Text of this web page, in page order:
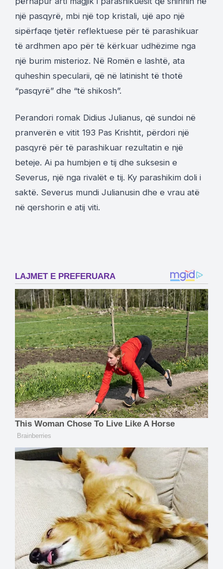
një pasqyrë, mbi një top kristali, ujë apo një
sipërfaqe tjetër reflektuese për të parashikuar
të ardhmen apo për të kërkuar udhëzime nga
një burim misterioz. Në Romën e lashtë, ata
quheshin specularii, që në latinisht të thotë
“pasqyrë” dhe “të shikosh”.
Perandori romak Didius Julianus, që sundoi në
pranverën e vitit 193 Pas Krishtit, përdori një
pasqyrë për të parashikuar rezultatin e një
beteje. Ai pa humbjen e tij dhe suksesin e
Severus, një nga rivalët e tij. Ky parashikim doli i
saktë. Severus mundi Julianusin dhe e vrau atë
në qershorin e atij viti.